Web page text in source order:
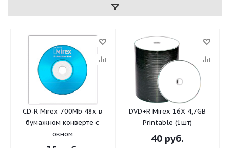
CD-R Mirex 700Mb 48x в
бумажном конверте с
окном
DVD+R Mirex 16X 4,7GB
Printable (1шт)
40 руб.